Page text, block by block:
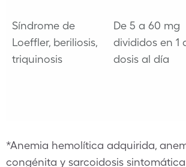
Síndrome de
Loeffler, beriliosis,
triquinosis
De 5 a 60 mg
divididos en 1
dosis al día
*Anemia hemolítica adquirida,
congénita y sarcoidosis